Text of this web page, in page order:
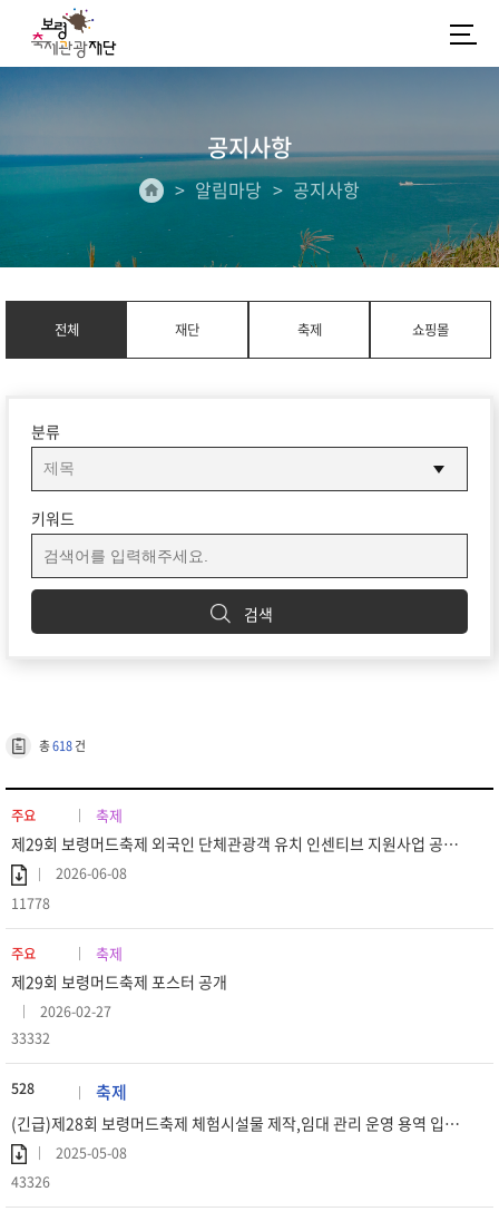
공지사항
알림마당 공지사항
전체 재단 축제 쇼핑몰
분류
키워드
검색
총618건
주요 축제
제29회 보령머드축제 외국인 단체관광객 유치 인센티브 지원사업 공고 (재공고)
2026-06-08
11778
주요 축제
제29회 보령머드축제 포스터 공개
2026-02-27
33332
528 축제
(긴급)제28회 보령머드축제 체험시설물 제작,임대 관리 운영 용역 입찰공고(협상에 의한 계약)
2025-05-08
43326